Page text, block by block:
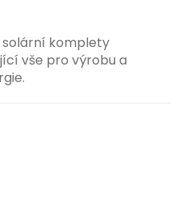
komplety
vše pro výrobu a